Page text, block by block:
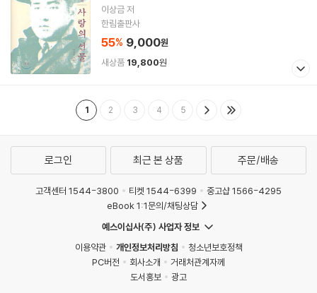
이상금 저
한림출판사
55% 9,000원
새상품 19,800원
1 2 3 4 5
로그인 최근 본 상품 주문/배송
고객센터 1544-3800 티켓 1544-6399
중고샵 1566-4295
eBook 1:1문의/채팅상담
예스이십사(주) 사업자 정보
이용약관
개인정보처리방침
청소년보호정책
PC버전
회사소개
거래처관계자께
도서홍보
광고